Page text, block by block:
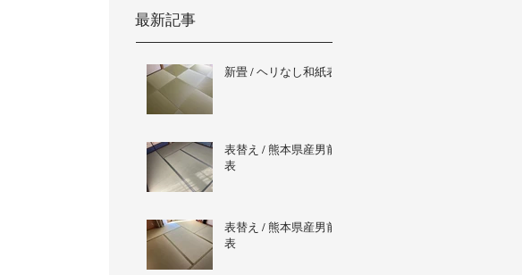
最新記事
新畳 / ヘリなし和紙表
表替え / 熊本県産男前
表
表替え / 熊本県産男前
表